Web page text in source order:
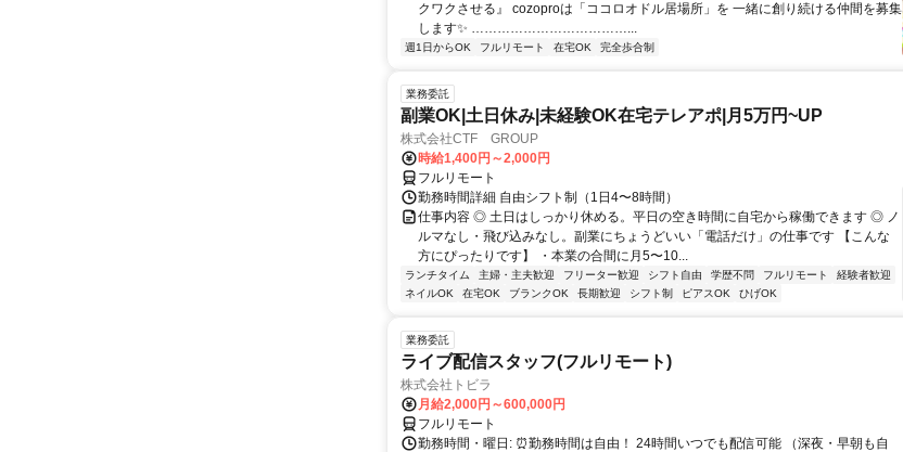
クワクさせる』 cozoproは「ココロオドル居場所」を 一緒に創り続ける仲間を募集
します✨ ………………………………...
週1日からOK フルリモート 在宅OK 完全歩合制
業務委託
副業OK|土日休み|未経験OK在宅テレアポ|月5万円~UP
株式会社CTF GROUP
時給1,400円～2,000円
フルリモート
勤務時間詳細 自由シフト制（1日4〜8時間）
仕事内容 ◎ 土日はしっかり休める。平日の空き時間に自宅から稼働できます ◎ ノ
ルマなし・飛び込みなし。副業にちょうどいい「電話だけ」の仕事です 【こんな
方にぴったりです】 ・本業の合間に月5〜10...
ランチタイム 主婦・主夫歓迎 フリーター歓迎 シフト自由 学歴不問 フルリモート
経験者歓迎
ネイルOK
在宅OK ブランクOK 長期歓迎 シフト制 ピアスOK ひげOK
業務委託
ライブ配信スタッフ(フルリモート)
株式会社トビラ
月給2,000円～600,000円
フルリモート
勤務時間・曜日: ⏰勤務時間は自由！ 24時間いつでも配信可能 （深夜・早朝も自